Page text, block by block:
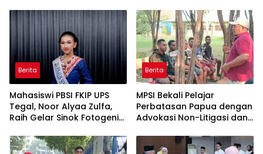
Lewat Kemasan
Economic Corridor
Initiative
Berita
Mahasiswi PBSI FKIP UPS
Tegal, Noor Alyaa Zulfa,
Raih Gelar Sinok Fotogenik
Berita
MPSI Bekali Pelajar
Perbatasan Papua dengan
Advokasi Non-Litigasi dan